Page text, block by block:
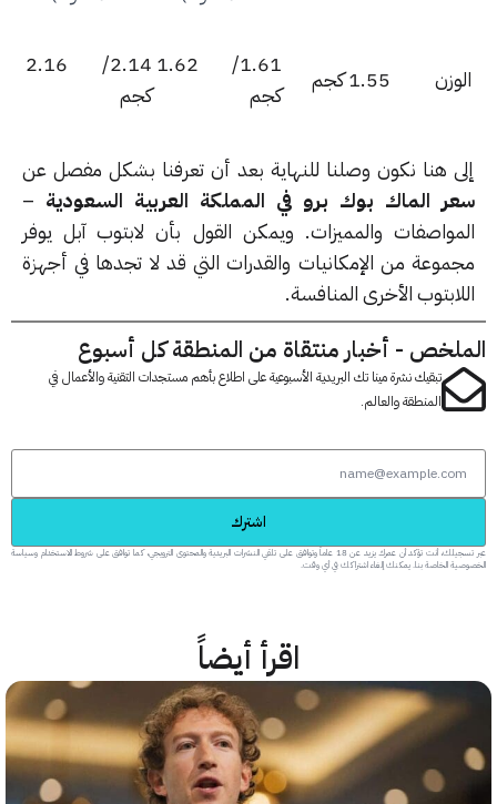
1.55 كجم
1.61/ 1.62
كجم
2.14/ 2.16
هنا نكون وصلنا للنهاية بعد أن تعرفنا بشكل مفصل عن
الماك بوك برو في المملكة العربية السعودية–
والمميزات. ويمكن القول بأن لابتوب آبل يوفر
من الإمكانيات والقدرات التي قد لا تجدها في أجهزة
الأخرى المنافسة.
- أخبار منتقاة من المنطقة كل أسبوع
تبقيك نشرة مينا تك البريدية الأسبوعية على اطلاع بأهم مستجدات التقنية والأعمال في
المنطقة والعالم.
عبر تسجيلك، أنت تؤكد أن عمرك يزيد عن 18 عاماً وتوافق على تلقي النشرات البريدية والمحتوى الترويجي، كما توافق على شروط الاستخدام وسياسة
الخاصة بنا. يمكنك إلغاء اشتراكك في أي وقت.
اقرأ أيضاً